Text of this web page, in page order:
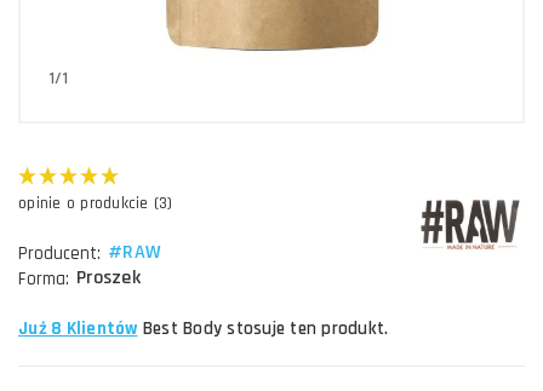
1/1
opinie o produkcie (3)
Producent: #RAW
Forma: Proszek
Już 8 Klientów Best Body stosuje ten produkt.